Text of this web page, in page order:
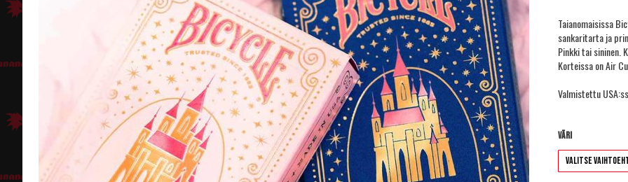
Taianomaisissa
sankaritarta ja
Pinkki tai sininen.
Korteissa on Air
Valmistettu
Väri